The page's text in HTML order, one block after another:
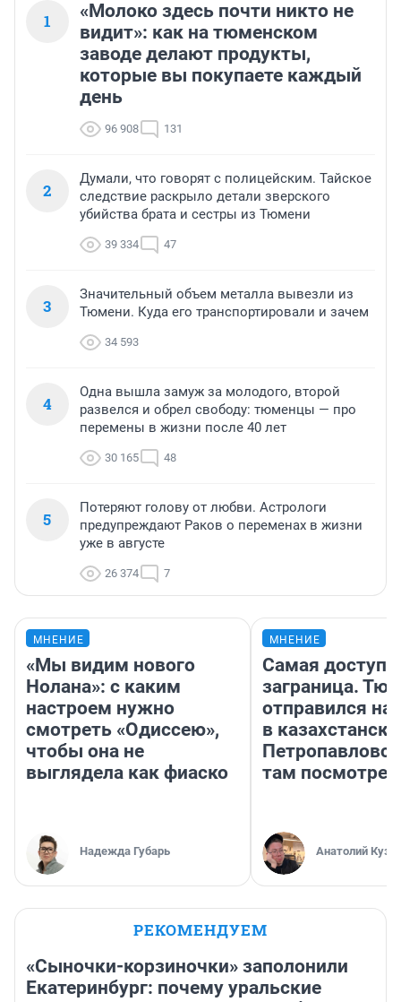
1
«Молоко здесь почти никто не
видит»: как на тюменском
заводе делают продукты,
которые вы покупаете каждый
день
96 908 131
2
Думали, что говорят с полицейским. Тайское
следствие раскрыло детали зверского
убийства брата и сестры из Тюмени
39 334 47
3
Значительный объем металла вывезли из
Тюмени. Куда его транспортировали и зачем
34 593
4
Одна вышла замуж за молодого, второй
развелся и обрел свободу: тюменцы — про
перемены в жизни после 40 лет
30 165 48
5
Потеряют голову от любви. Астрологи
предупреждают Раков о переменах в жизни
уже в августе
26 374 7
МНЕНИЕ
«Мы видим нового
Нолана»: с каким
настроем нужно
смотреть «Одиссею»,
чтобы она не
выглядела как фиаско
Надежда Губарь
МНЕНИЕ
Самая
заграница.
отправился
в
там
Анатолий
РЕКОМЕНДУЕМ
«Сыночки-корзиночки» заполонили
Екатеринбург: почему уральские